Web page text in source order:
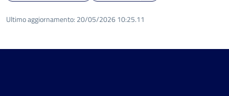
Ultimo aggiornamento: 20/05/2026 10:25.11